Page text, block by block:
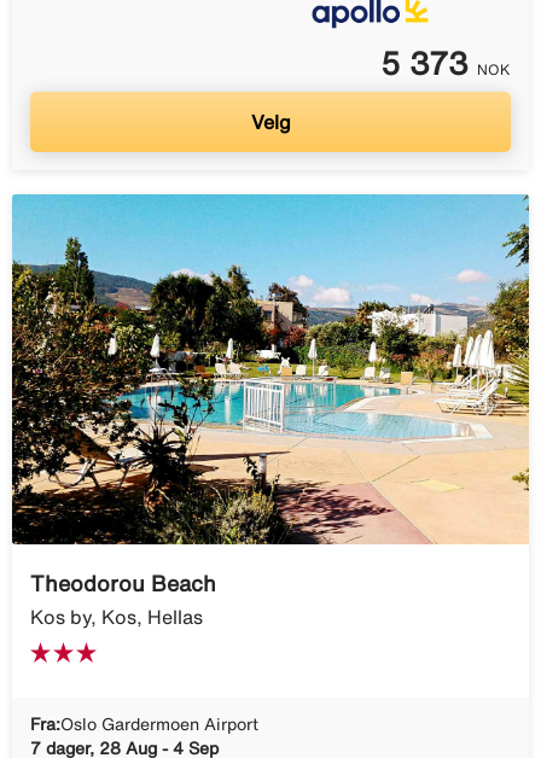
5 373 NOK
Velg
Theodorou Beach
Kos by, Kos, Hellas
Fra:Oslo Gardermoen Airport
7 dager, 28 Aug - 4 Sep